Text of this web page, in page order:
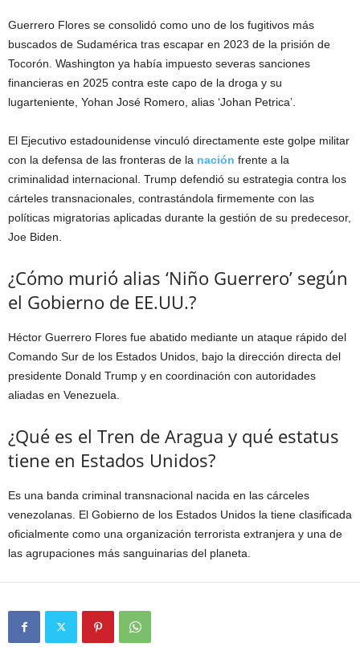
Guerrero Flores se consolidó como uno de los fugitivos más
buscados de Sudamérica tras escapar en 2023 de la prisión de
Tocorón. Washington ya había impuesto severas sanciones
financieras en 2025 contra este capo de la droga y su
lugarteniente, Yohan José Romero, alias ‘Johan Petrica’.
El Ejecutivo estadounidense vinculó directamente este golpe militar
con la defensa de las fronteras de la nación frente a la
criminalidad internacional. Trump defendió su estrategia contra los
cárteles transnacionales, contrastándola firmemente con las
políticas migratorias aplicadas durante la gestión de su predecesor,
Joe Biden.
¿Cómo murió alias ‘Niño Guerrero’ según
el Gobierno de EE.UU.?
Héctor Guerrero Flores fue abatido mediante un ataque rápido del
Comando Sur de los Estados Unidos, bajo la dirección directa del
presidente Donald Trump y en coordinación con autoridades
aliadas en Venezuela.
¿Qué es el Tren de Aragua y qué estatus
tiene en Estados Unidos?
Es una banda criminal transnacional nacida en las cárceles
venezolanas. El Gobierno de los Estados Unidos la tiene clasificada
oficialmente como una organización terrorista extranjera y una de
las agrupaciones más sanguinarias del planeta.